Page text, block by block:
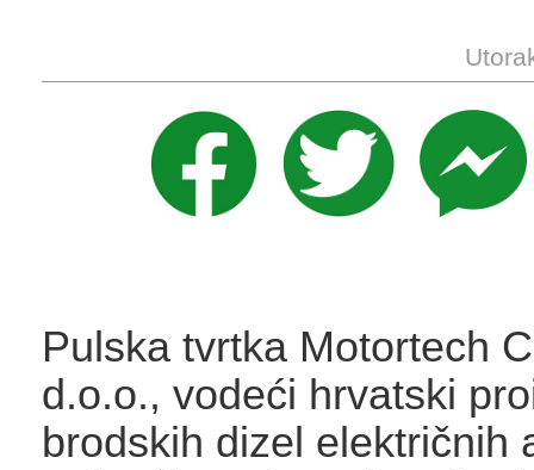
Pulska tvrtka Motortech
d.o.o., vodeći hrvatski
brodskih dizel električnih